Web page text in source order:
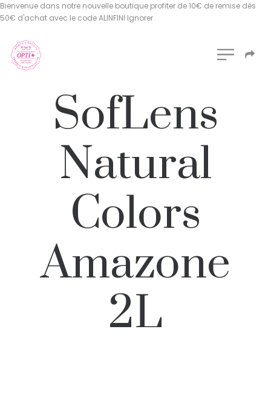
Bienvenue dans notre nouvelle boutique profiter de 10€ de remise dès
50€ d'achat avec le code ALINFINI Ignorer
SofLens
Natural
Colors
Amazone
2L